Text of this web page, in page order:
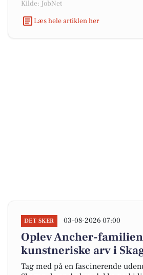
Kilde: JobNet
Læs hele artiklen her
DET SKER 03-08-2026 07:00
Oplev Ancher-
kunstneriske arv i
Tag med på en fascinerende